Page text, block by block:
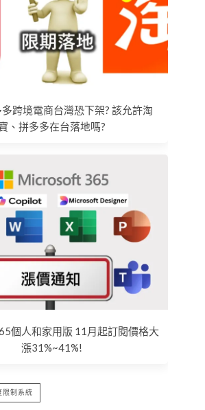
跨境電商台灣恐下架? 該允許淘
、拼多多在台落地嗎?
個人和家用版 11月起訂閱價格大
漲31%~41%!
限制系統